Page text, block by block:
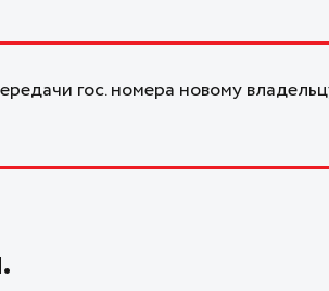
гос. номера новому